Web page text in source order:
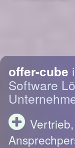
offer-cube
Software